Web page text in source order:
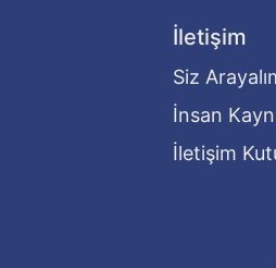
İletişim
Siz
İnsan
İletişim